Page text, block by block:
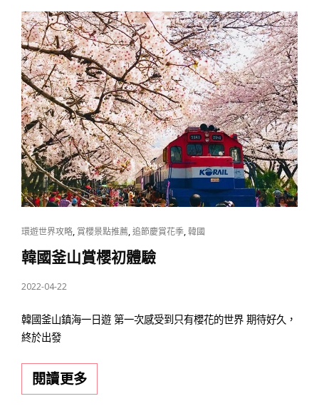
自
由」！
行
必
看！
首
爾、
釜
山、
濟
州
島
旅
遊
景
劃
包
CAT
LINKS
環遊世界攻略, 賞櫻景點推薦,追節慶賞花季,韓國
韓國釜山賞櫻初體驗
POSTED
2022-04-22
韓國釜山鎮海一日遊 第一次感受到只有櫻花的世界 期待好久，
終於出發
閱讀更多韓
國